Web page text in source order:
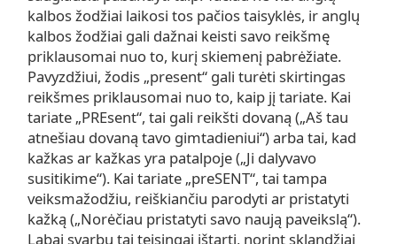
kalbos žodžiai laikosi tos pačios taisyklės, ir anglų
kalbos žodžiai gali dažnai keisti savo reikšmę
priklausomai nuo to, kurį skiemenį pabrėžiate.
Pavyzdžiui, žodis „present“ gali turėti skirtingas
reikšmes priklausomai nuo to, kaip jį tariate. Kai
tariate „PREsent“, tai gali reikšti dovaną („Aš tau
atnešiau dovaną tavo gimtadieniui“) arba tai, kad
kažkas ar kažkas yra patalpoje („Ji dalyvavo
susitikime“). Kai tariate „preSENT“, tai tampa
veiksmažodžiu, reiškiančiu parodyti ar pristatyti
kažką („Norėčiau pristatyti savo naują paveikslą“).
Labai svarbu tai teisingai ištarti, norint sklandžiai